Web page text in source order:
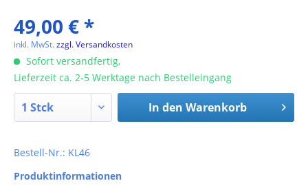
49,00 € *
inkl. MwSt.zzgl. Versandkosten
Sofort versandfertig,
Lieferzeit ca. 2-5 Werktage nach Bestelleingang
In den Warenkorb
Bestell-Nr.: KL46
Produktinformationen